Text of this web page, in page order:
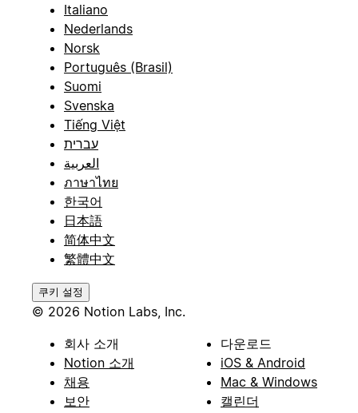
Italiano
Nederlands
Norsk
Português (Brasil)
Suomi
Svenska
Tiếng Việt
עברית
العربية
ภาษาไทย
한국어
日本語
简体中文
繁體中文
쿠키 설정
© 2026 Notion Labs, Inc.
회사 소개
Notion 소개
채용
보안
다운로드
iOS & Android
Mac & Windows
캘린더